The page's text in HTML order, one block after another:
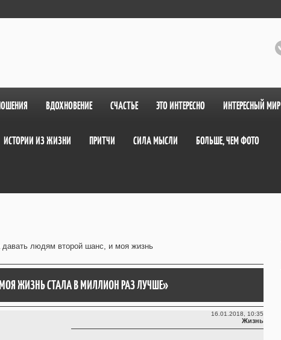
ВДОХНОВЕНИЕ СЧАСТЬЕ ЭТО ИНТЕРЕСНО ИНТЕРЕСНЫЙ МИР
ИСТОРИИ ИЗ ЖИЗНИ ПРИТЧИ СИЛА МЫСЛИ БОЛЬШЕ, ЧЕМ ФОТО
давать людям второй шанс, и моя жизнь
ЖИЗНЬ СТАЛА В МИЛЛИОН РАЗ ЛУЧШЕ»
16.01.2018, 10:35
Жизнь